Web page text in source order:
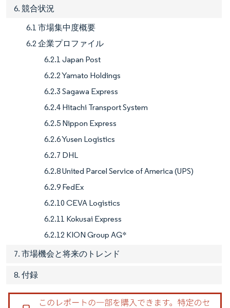
6. 競合状況
6.1 市場集中度概要
6.2 企業プロファイル
6.2.1 Japan Post
6.2.2 Yamato Holdings
6.2.3 Sagawa Express
6.2.4 Hitachi Transport System
6.2.5 Nippon Express
6.2.6 Yusen Logistics
6.2.7 DHL
6.2.8 United Parcel Service of America (UPS)
6.2.9 FedEx
6.2.10 CEVA Logistics
6.2.11 Kokusai Express
6.2.12 KION Group AG*
7. 市場機会と将来のトレンド
8. 付録